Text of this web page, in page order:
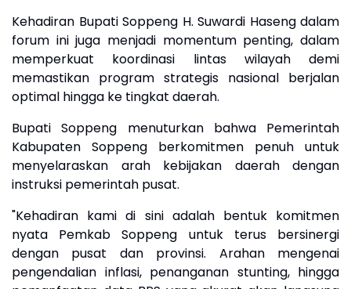
Kehadiran Bupati Soppeng H. Suwardi Haseng dalam
forum ini juga menjadi momentum penting, dalam
memperkuat koordinasi lintas wilayah demi
memastikan program strategis nasional berjalan
optimal hingga ke tingkat daerah.
Bupati Soppeng menuturkan bahwa Pemerintah
Kabupaten Soppeng berkomitmen penuh untuk
menyelaraskan arah kebijakan daerah dengan
instruksi pemerintah pusat.
"Kehadiran kami di sini adalah bentuk komitmen
nyata Pemkab Soppeng untuk terus bersinergi
dengan pusat dan provinsi. Arahan mengenai
pengendalian inflasi, penanganan stunting, hingga